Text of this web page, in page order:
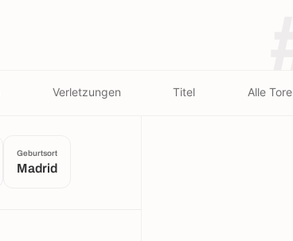
Verletzungen Titel Alle Tore
Geburtsort
Madrid